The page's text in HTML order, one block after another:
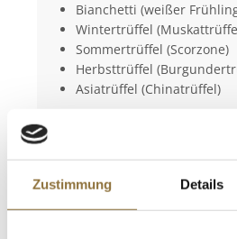
Zustimmung Details
Bianchetti (weißer
Wintertrüffel
Sommertrüffel (Scorzone)
Herbsttrüffel
Asiatrüffel (Chinatrüffel)